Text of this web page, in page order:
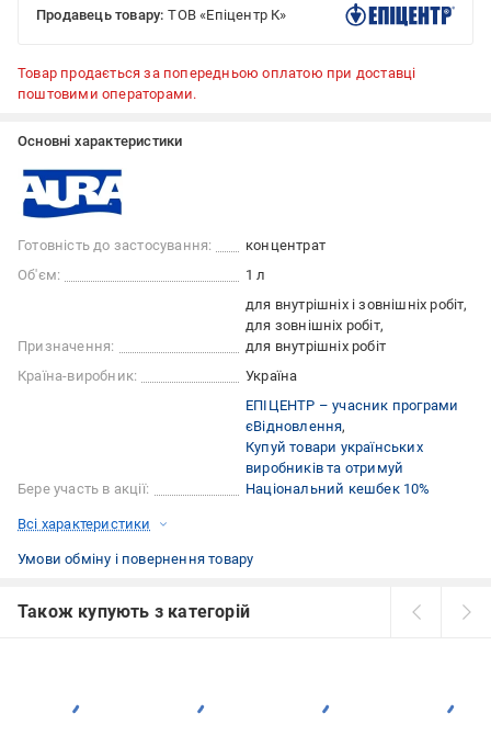
Продавець товару: ТОВ «Епіцентр К»
Товар продається за попередньою оплатою при доставці
поштовими операторами.
Основні характеристики
Готовність до застосування:
концентрат
Об'єм:
1 л
Призначення:
для внутрішніх і зовнішніх робіт
для зовнішніх робіт
для внутрішніх робіт
Країна-виробник:
Україна
Бере участь в акції:
ЕПІЦЕНТР – учасник програми
єВідновлення
Купуй товари українських
виробників та отримуй
Національний кешбек 10%
Всі характеристики
Умови обміну і повернення товару
Також купують з категорій